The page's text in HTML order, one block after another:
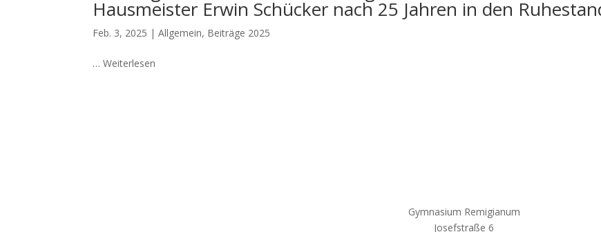
Hausmeister Erwin Schücker nach 25 Jahren in den
Feb. 3, 2025 |Allgemein, Beiträge 2025
… Weiterlesen
Gymnasium Remigianum
Josefstraße 6